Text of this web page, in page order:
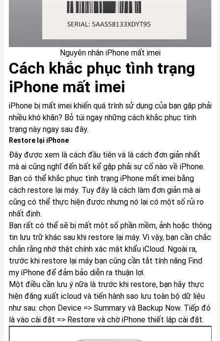
Nguyên nhân iPhone mất imei
Cách khắc phục tình trạng
iPhone mất imei
iPhone bị mất imei khiến quá trình sử dụng của bạn gặp phải
nhiều khó khăn? Bỏ túi ngay những cách khắc phục tình
trạng này ngay sau đây.
Restore lại iPhone
Đây được xem là cách đầu tiên và là cách đơn giản nhất
mà ai cũng nghĩ đến bất kể gặp phải sự cố nào về iPhone.
Bạn có thể khắc phục tình trạng iPhone mất imei bằng
cách restore lại máy. Tuy đây là cách làm đơn giản mà ai
cũng có thể thực hiện được nhưng nó lại có một số rủi ro
nhất định.
Bạn rất có thể sẽ bị mất một số phần mềm, ảnh hoặc thông
tin lưu trữ khác sau khi restore lại máy. Vì vậy, bạn cần chắc
chắn rằng nhớ thật chính xác mật khẩu iCloud. Ngoài ra,
trước khi restore lại máy bạn cũng cần tắt tính năng Find
my iPhone để đảm bảo diễn ra thuận lợi.
Một điều cần lưu ý nữa là trước khi restore, bạn hãy thực
hiện đăng xuất icloud và tiến hành sao lưu toàn bộ dữ liệu
như sau: chọn Device => Summary và Backup Now. Tiếp đó
là vào cài đặt => Restore và chờ iPhone thiết lập cài đặt.